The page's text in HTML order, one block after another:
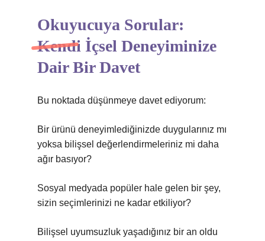
Okuyucuya Sorular:
Kendi İçsel Deneyiminize
Dair Bir Davet
Bu noktada düşünmeye davet ediyorum:
Bir ürünü deneyimlediğinizde duygularınız mı
yoksa bilişsel değerlendirmeleriniz mi daha
ağır basıyor?
Sosyal medyada popüler hale gelen bir şey,
sizin seçimlerinizi ne kadar etkiliyor?
Bilişsel uyumsuzluk yaşadığınız bir an oldu